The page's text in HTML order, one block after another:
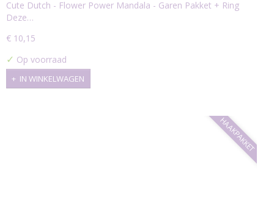
Ring
Cute Dutch - Flower Power Mandala - Garen Pakket + Ring
Deze…
€ 10,15
✓ Op voorraad
IN WINKELWAGEN
HAAKPAKKET